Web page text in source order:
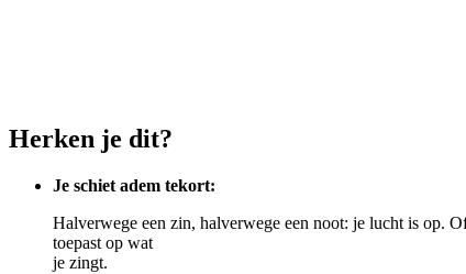
Herken je dit?
Je schiet adem tekort:
Halverwege een zin, halverwege een noot: je lucht is op.
toepast op wat
je zingt.